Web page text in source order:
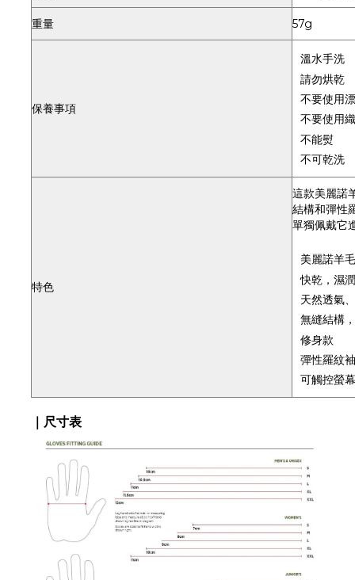
重量 57g
保養事項
溫水手洗
請勿烘乾
不要使用
不要使用
不能熨
不可乾洗
特色
這款美麗諾
結構和彈性
單獨佩戴它
美麗諾羊毛
快乾，濕
天然透氣
無縫結構
修身款
彈性羅紋
可觸控螢幕
｜尺寸表